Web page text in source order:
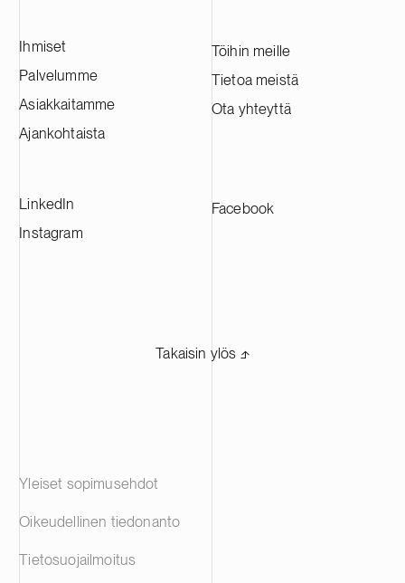
Ihmiset
Palvelumme
Asiakkaitamme
Ajankohtaista
Töihin meille
Tietoa meistä
Ota yhteyttä
LinkedIn
Instagram
Facebook
Takaisin ylös ⬏
Yleiset sopimusehdot
Oikeudellinen tiedonanto
Tietosuojailmoitus